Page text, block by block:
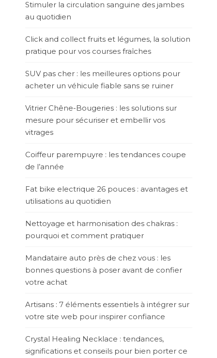
Stimuler la circulation sanguine des jambes
au quotidien
Click and collect fruits et légumes, la solution
pratique pour vos courses fraîches
SUV pas cher : les meilleures options pour
acheter un véhicule fiable sans se ruiner
Vitrier Chêne-Bougeries : les solutions sur
mesure pour sécuriser et embellir vos
vitrages
Coiffeur parempuyre : les tendances coupe
de l’année
Fat bike electrique 26 pouces : avantages et
utilisations au quotidien
Nettoyage et harmonisation des chakras :
pourquoi et comment pratiquer
Mandataire auto près de chez vous : les
bonnes questions à poser avant de confier
votre achat
Artisans : 7 éléments essentiels à intégrer sur
votre site web pour inspirer confiance
Crystal Healing Necklace : tendances,
significations et conseils pour bien porter ce